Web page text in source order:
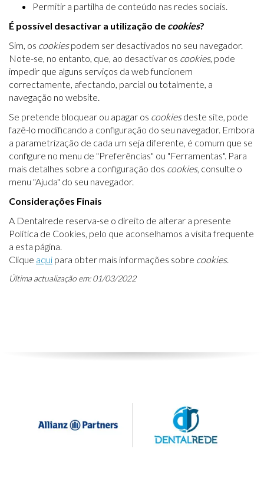
Permitir a partilha de conteúdo nas redes sociais.
É possível desactivar a utilização de cookies?
Sim, os cookiespodem ser desactivados no seu navegador.
Note-se, no entanto, que, ao desactivar os cookies, pode
impedir que alguns serviços da web funcionem
correctamente, afectando, parcial ou totalmente, a
navegação no website.
Se pretende bloquear ou apagar os cookiesdeste site, pode
fazê-lo modificando a configuração do seu navegador. Embora
a parametrização de cada um seja diferente, é comum que se
configure no menu de "Preferências" ou "Ferramentas". Para
mais detalhes sobre a configuração dos cookies, consulte o
menu "Ajuda" do seu navegador.​
Considerações Finais
A Dentalrede reserva-se o direito de alterar a presente
Política de Cookies, pelo que aconselhamos a visita frequente
a esta página.
Clique aqui para obter mais informações sobre cookies.
Última actualização em: 01/03/2022